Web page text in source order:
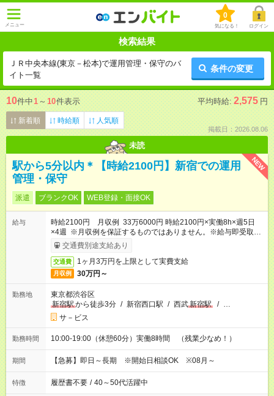
メニュー
0
気になる！ ログイン
検索結果
ＪＲ中央本線(東京－松本)で運用管理・保守のバ
イト一覧
条件の変更
10件中1 ～ 10件表示 平均時給: 2,575 円
新着順 時給順 人気順
掲載日：2026.08.06
未読
NEW
駅から5分以内＊【時給2100円】新宿での運用
管理・保守
派遣 ブランクOK WEB登録・面接OK
給与
時給2100円 月収例 33万6000円 時給2100円×実働8h×週5日
×4週 ※月収例を保証するものではありません。※給与即受取り
サービス利用可（利用条件有）
交通費別途支給あり
交通費 1ヶ月3万円を上限として実費支給
月収例 30万円～
勤務地
東京都渋谷区
新宿駅から徒歩3分 / 新宿西口駅 / 西武新宿駅 / …
サ－ビス
勤務時間 10:00-19:00（休憩60分）実働8時間 （残業少なめ！）
期間 【急募】即日～長期 ※開始日相談OK ※08月～
特徴 履歴書不要 / 40～50代活躍中